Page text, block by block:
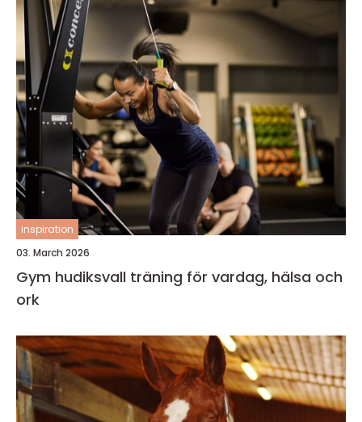
inspiration
03. March 2026
Gym hudiksvall träning för vardag, hälsa och
ork